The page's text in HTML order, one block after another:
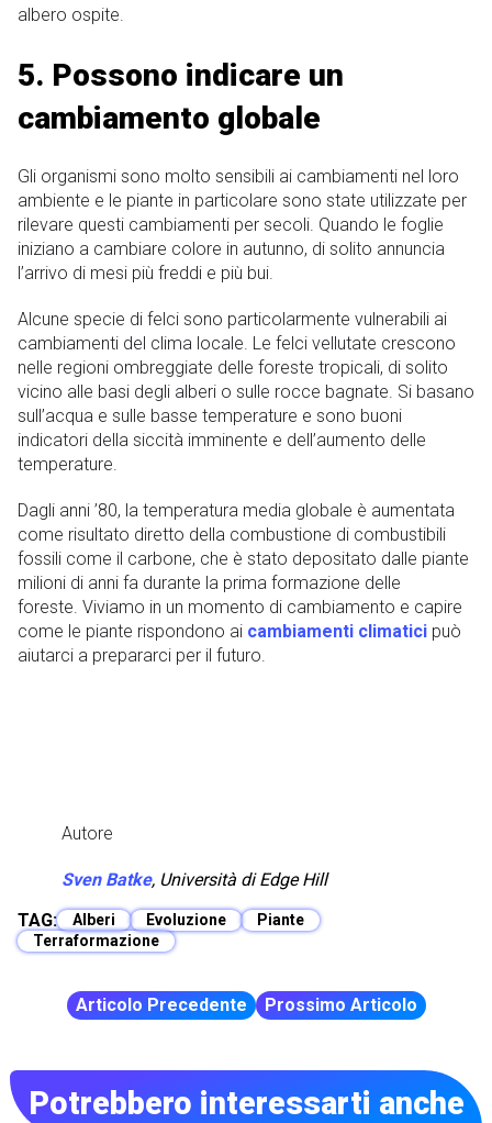
albero ospite.
5. Possono indicare un
cambiamento globale
Gli organismi sono molto sensibili ai cambiamenti nel loro
ambiente e le piante in particolare sono state utilizzate per
rilevare questi cambiamenti per secoli. Quando le foglie
iniziano a cambiare colore in autunno, di solito annuncia
l’arrivo di mesi più freddi e più bui.
Alcune specie di felci sono particolarmente vulnerabili ai
cambiamenti del clima locale. Le felci vellutate crescono
nelle regioni ombreggiate delle foreste tropicali, di solito
vicino alle basi degli alberi o sulle rocce bagnate. Si basano
sull’acqua e sulle basse temperature e sono buoni
indicatori della siccità imminente e dell’aumento delle
temperature.
Dagli anni ’80, la temperatura media globale è aumentata
come risultato diretto della combustione di combustibili
fossili come il carbone, che è stato depositato dalle piante
milioni di anni fa durante la prima formazione delle
foreste. Viviamo in un momento di cambiamento e capire
come le piante rispondono ai cambiamenti climatici può
aiutarci a prepararci per il futuro.
Autore
Sven Batke, Università di Edge Hill
TAG:
Alberi Evoluzione
Piante
Terraformazione
Articolo Precedente Prossimo Articolo
Potrebbero interessarti anche